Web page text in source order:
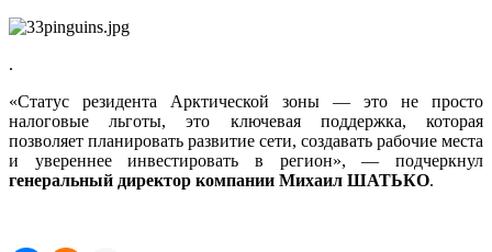
.
«Статус резидента Арктической зоны — это не просто
налоговые льготы, это ключевая поддержка, которая
позволяет планировать развитие сети, создавать рабочие места
и увереннее инвестировать в регион», — подчеркнул
генеральный директор компании Михаил ШАТЬКО.